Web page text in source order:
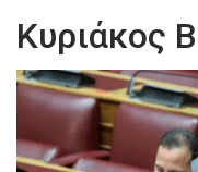
Κυριάκος